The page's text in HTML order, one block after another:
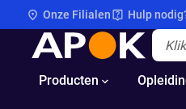
Onze Filialen Hulp
APOK
Producten